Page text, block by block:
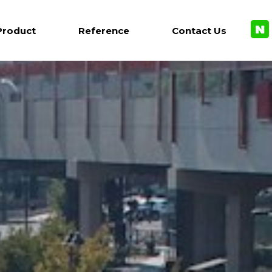
Reference Contact Us